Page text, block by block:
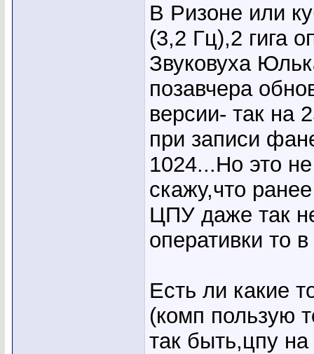
В Ризоне или
(3,2 Гц),2 гига
Звуковуха
позавчера
версии- так на
при записи
1024...Но это
скажу,что
ЦПУ даже так
оперативки то
Есть ли какие
(комп пользую
так быть,цпу